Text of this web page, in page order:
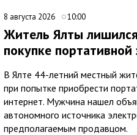
8 августа 2026 10:00
Житель Ялты
покупке портативной
В Ялте 44-летний местный
при попытке приобрести
интернет. Мужчина нашел
автономного источника
предполагаемым продавцом.